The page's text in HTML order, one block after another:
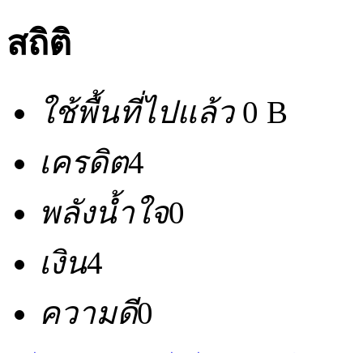
สถิติ
ใช้พื้นที่ไปแล้ว0 B
เครดิต4
พลังน้ำใจ0
เงิน4
ความดี0